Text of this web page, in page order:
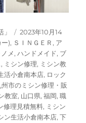
投
稿
日:
2023年10月14
), ＳＩＮＧＥＲ , ア
メ,ハンドメイド, ブ
, ミシン修理, ミシン教
活小倉南本店, ロック
州市のミシン修理・販
教室, 山口県,福岡,職
修理見積無料, ミシン
ン生活小倉南本店,下